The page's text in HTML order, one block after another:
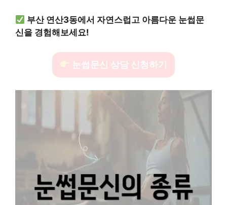
부산 연산3동에서 자연스럽고 아름다운 눈썹문
신을 경험해보세요!
눈썹문신 상담 신청하기